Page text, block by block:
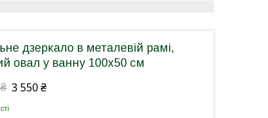
дзеркало в металевій рамі,
овал у ванну 100х50 см
3 550 ₴